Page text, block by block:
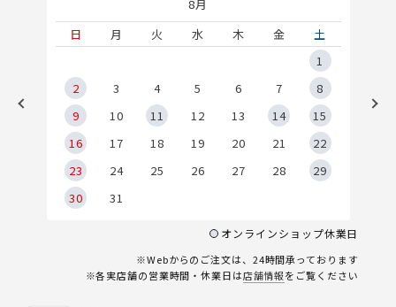
8月
日
月 火 水 木 金
土
1
2
3 4 5 6 7
8
9
10 11 12 13 14
15
16
17 18 19 20 21
22
23
24 25 26 27 28
29
30
31
オンラインショップ休業日
※Webからのご注文は、24時間承っております
※各実店舗の営業時間・休業日は店舗情報をご覧ください